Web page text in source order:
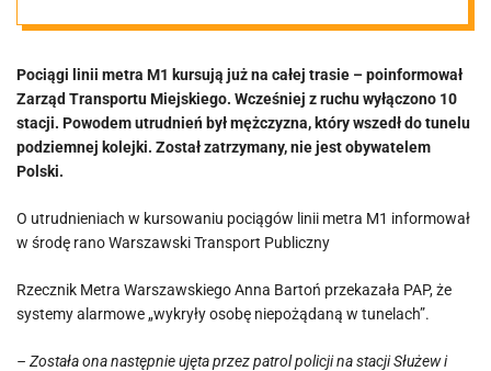
Pociągi linii metra M1 kursują już na całej trasie – poinformował
Zarząd Transportu Miejskiego. Wcześniej z ruchu wyłączono 10
stacji. Powodem utrudnień był mężczyzna, który wszedł do tunelu
podziemnej kolejki. Został zatrzymany, nie jest obywatelem
Polski.
O utrudnieniach w kursowaniu pociągów linii metra M1 informował
w środę rano Warszawski Transport Publiczny
Rzecznik Metra Warszawskiego Anna Bartoń przekazała PAP, że
systemy alarmowe „wykryły osobę niepożądaną w tunelach”.
– Została ona następnie ujęta przez patrol policji na stacji Służew i